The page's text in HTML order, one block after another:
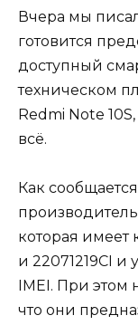
Вчера мы
готовится
доступный
техническом
Redmi Note
всё.
Как
которая имеет
и 22071219CI и
IMEI. При
что они